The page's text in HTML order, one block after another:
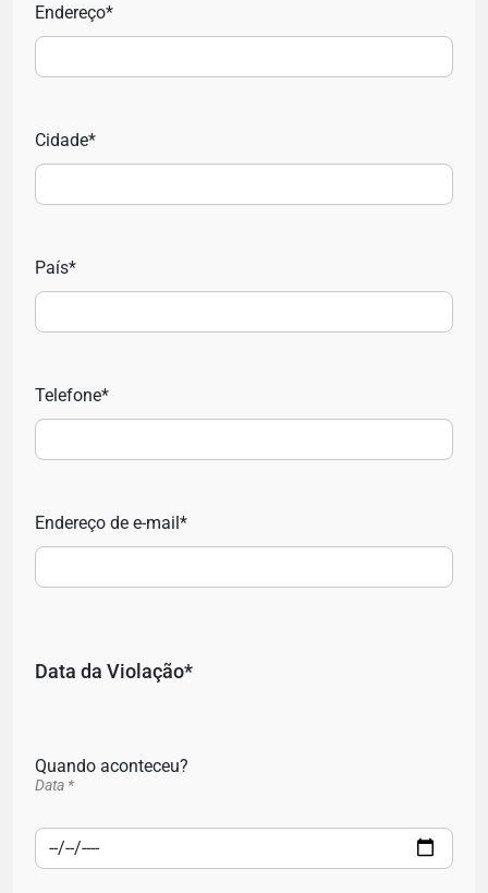
Endereço*
Cidade*
País*
Telefone*
Endereço de e-mail*
Data da Violação*
Quando aconteceu?
Data *